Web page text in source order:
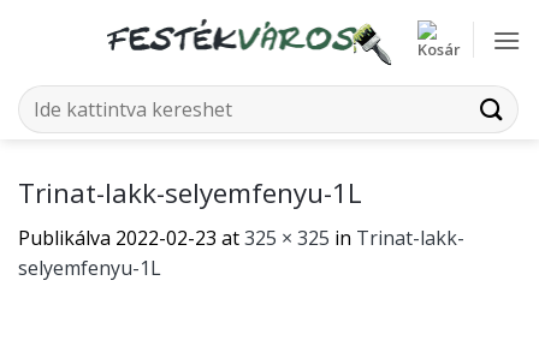
Keresés
a
Trinat-lakk-selyemfenyu-1L
Publikálva 2022-02-23 at325 × 325 in Trinat-lakk-
selyemfenyu-1L